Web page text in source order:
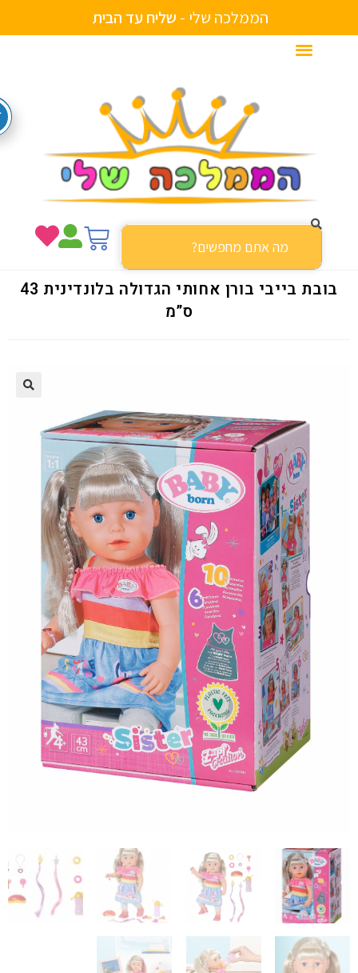
הממלכה שלי -ש לי חעד הבי ת
בובת בייבי בורן אחותי הגדולה בלונדינית 43
ס”מ